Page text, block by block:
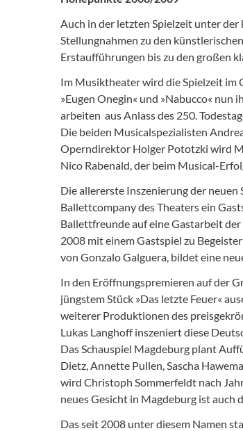
Auch in der letzten Spielzeit unter
Stellungnahmen zu den
Erstaufführungen bis zu den großen
Im Musiktheater wird die Spielzeit im
»Eugen Onegin« und »Nabucco«
arbeiten  aus Anlass des 250.
Die beiden Musicalspezialisten
Operndirektor Holger Pototzki wird
Nico Rabenald, der beim Musical-
Die allererste Inszenierung der
Ballettcompany des Theaters ein
Ballettfreunde auf eine Gastarbeit
2008 mit einem Gastspiel zu
von Gonzalo Galguera, bildet eine
In den Eröffnungspremieren auf der
jüngstem Stück »Das letzte Feuer«
weiterer Produktionen des
Lukas Langhoff inszeniert diese
Das Schauspiel Magdeburg plant
Dietz, Annette Pullen, Sascha
wird Christoph Sommerfeldt nach
neues Gesicht in Magdeburg ist
Das seit 2008 unter diesem Namen